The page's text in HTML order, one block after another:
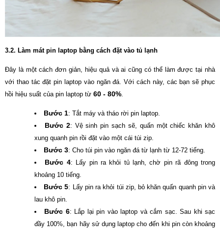
3.2. Làm mát pin laptop bằng cách đặt vào tủ lạnh
Đây là một cách đơn giản, hiệu quả và ai cũng có thể làm được tại nhà
với thao tác đặt pin laptop vào ngăn đá. Với cách này, các bạn sẽ phục
hồi hiệu suất của pin laptop từ 60 - 80%.
Bước 1: Tắt máy và tháo rời pin laptop.
Bước 2: Vệ sinh pin sạch sẽ, quấn một chiếc khăn khô
xung quanh pin rồi đặt vào một cái túi zip.
Bước 3: Cho túi pin vào ngăn đá từ lạnh từ 12-72 tiếng.
Bước 4: Lấy pin ra khỏi tủ lạnh, chờ pin rã đông trong
khoảng 10 tiếng.
Bước 5: Lấy pin ra khỏi túi zip, bỏ khăn quấn quanh pin và
lau khô pin.
Bước 6: Lắp lại pin vào laptop và cắm sạc. Sau khi sạc
đầy 100%, bạn hãy sử dụng laptop cho đến khi pin còn khoảng